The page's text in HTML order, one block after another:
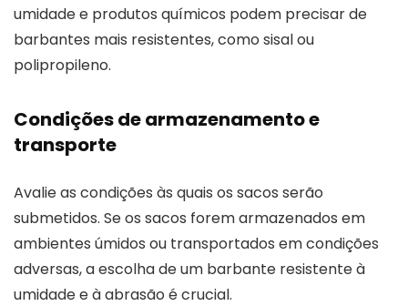
umidade e produtos químicos podem precisar de
barbantes mais resistentes, como sisal ou
polipropileno.
Condições de armazenamento e
transporte
Avalie as condições às quais os sacos serão
submetidos. Se os sacos forem armazenados em
ambientes úmidos ou transportados em condições
adversas, a escolha de um barbante resistente à
umidade e à abrasão é crucial.